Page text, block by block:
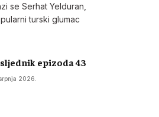
se Serhat Yelduran,
turski glumac
epizoda 43
2026.